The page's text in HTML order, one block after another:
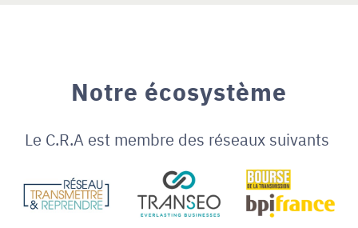
Notre écosystème
Le C.R.A est membre des réseaux suivants